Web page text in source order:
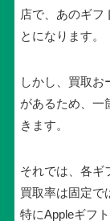
店で、あのギ
とになります。
しかし、買取お
があるため、一
きます。
それでは、各ギ
買取率は固定で
特にAppleギフ